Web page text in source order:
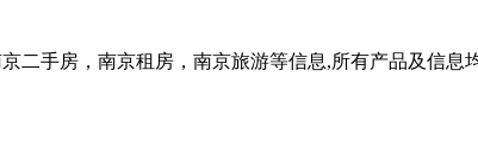
二手房，南京租房，南京旅游等信息,所有产品及信